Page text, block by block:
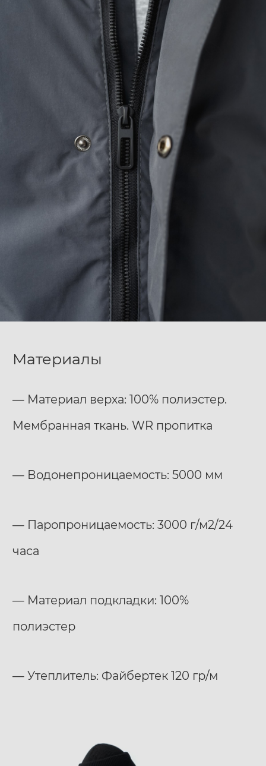
Материалы
— Материал верха: 100% полиэстер.
Мембранная ткань. WR пропитка
— Водонепроницаемость: 5000 мм
— Паропроницаемость: 3000 г/м2/24
часа
— Материал подкладки: 100%
полиэстер
— Утеплитель: Файбертек 120 гр/м